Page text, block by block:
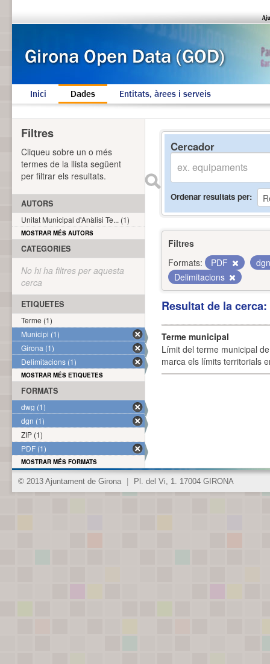
Inici Dades Entitats, àrees i serveis
Cercador
Ordenar resultats per
Filtres
Formats:
PDF
Delimitacions
Resultat de la
Terme municipal
Límit del terme municipal
marca els límits territorials
Filtres
Cliqueu sobre un o més
termes de la llista següent
per filtrar els resultats.
AUTORS
Unitat Municipal d'Anàlisi Te... (1)
MOSTRAR MÉS AUTORS
CATEGORIES
No hi ha filtres per aquesta
cerca
ETIQUETES
Terme (1)
Municipi (1)
Girona (1)
Delimitacions (1)
MOSTRAR MÉS ETIQUETES
FORMATS
dwg (1)
dgn (1)
ZIP (1)
PDF (1)
MOSTRAR MÉS FORMATS
© 2013 Ajuntament de Girona Pl. del Vi, 1. 17004 GIRONA